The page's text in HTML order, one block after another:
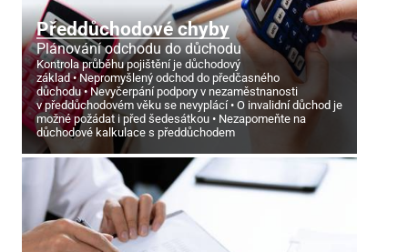
Předdůchodové chyby
Plánování odchodu do důchodu
Kontrola průběhu pojištění je důchodový
základ
Nepromyšlený odchod do předčasného
důchodu
Nevyčerpání podpory v nezaměstnanosti
v předdůchodovém věku se nevyplácí
O invalidní důchod je
možné požádat i před šedesátkou
Nezapomeňte na
důchodové kalkulace s předdůchodem